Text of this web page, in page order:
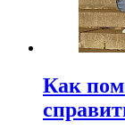
Как